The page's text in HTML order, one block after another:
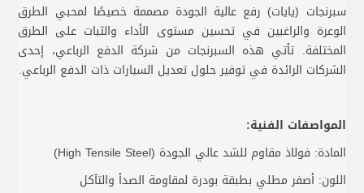
سبرنجات (يايات) رفع عالية الجودة مصممة خصيصًا لمحبي الطرق
الوعرة والراغبين في تحسين مستوى الأداء والثبات على الطرق
المختلفة. تأتي هذه السبرنجات من شركة الدفع الرباعي، إحدى
الشركات الرائدة في توفير حلول تعديل السيارات ذات الدفع الرباعي.
المواصفات الفنية:
المادة: فولاذ مقاوم للشد عالي الجودة (High Tensile Steel)
اللون: أصفر مطلي بطبقة بودرة لمقاومة الصدأ والتآكل